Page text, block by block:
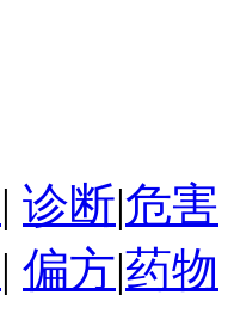
| 诊断|危害
| 偏方|药物